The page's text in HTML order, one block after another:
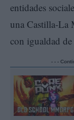
entidades
una Castilla-La
con igualdad
- - -